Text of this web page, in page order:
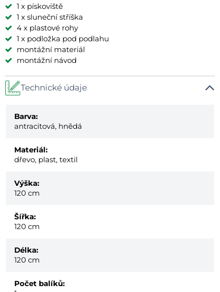
1 x pískoviště
1 x sluneční stříška
4 x plastové rohy
1 x podložka pod podlahu
montážní materiál
montážní návod
Technické údaje
Barva:
antracitová, hnědá
Materiál:
dřevo, plast, textil
Výška:
120 cm
Šířka:
120 cm
Délka:
120 cm
Počet balíků: